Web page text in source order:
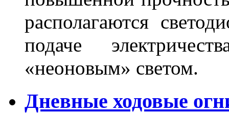
располагаются
подаче
«неоновым» светом.
Дневные ходовые